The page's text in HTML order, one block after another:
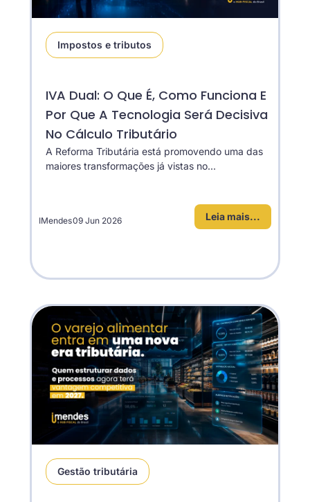
Impostos e tributos
IVA Dual: O Que É, Como Funciona E
Por Que A Tecnologia Será Decisiva
No Cálculo Tributário
A Reforma Tributária está promovendo uma das
maiores transformações já vistas no...
Leia mais...
IMendes09 Jun 2026
Gestão tributária